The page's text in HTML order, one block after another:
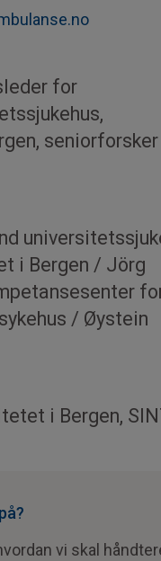
for
seniorforsker
i Bergen / Jörg
/ Øystein
i Bergen,
vi skal